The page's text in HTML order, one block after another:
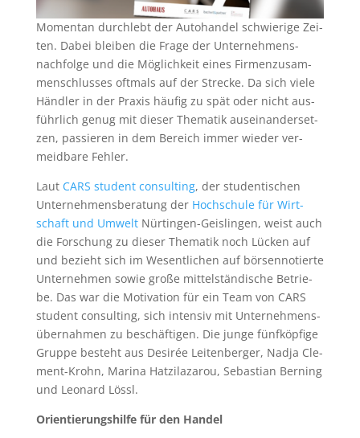
Momen­tan durch­lebt der Auto­han­del schwie­ri­ge Zei­
ten. Dabei blei­ben die Fra­ge der Unter­neh­mens­
nach­fol­ge und die Mög­lich­keit eines Fir­men­zu­sam­
men­schlus­ses oft­mals auf der Stre­cke. Da sich vie­le
Händ­ler in der Pra­xis häu­fig zu spät oder nicht aus­
führ­lich genug mit die­ser The­ma­tik aus­ein­an­der­set­
zen, pas­sie­ren in dem Bereich immer wie­der ver­
meid­ba­re Fehler.
Laut CARS stu­dent con­sul­ting, der stu­den­ti­schen
Unter­neh­mens­be­ra­tung der Hoch­schu­le für Wirt­
schaft und UmweltNür­tin­gen-Geis­lin­gen, weist auch
die For­schung zu die­ser The­ma­tik noch Lücken auf
und bezieht sich im Wesent­li­chen auf bör­sen­no­tier­te
Unter­neh­men sowie gro­ße mit­tel­stän­di­sche Betrie­
be. Das war die Moti­va­ti­on für ein Team von CARS
stu­dent con­sul­ting, sich inten­siv mit Unter­neh­mens­
über­nah­men zu beschäf­ti­gen. Die jun­ge fünf­köp­fi­ge
Grup­pe besteht aus Desi­rée Lei­ten­ber­ger, Nad­ja Cle­
ment-Krohn, Mari­na Hat­zi­la­za­rou, Sebas­ti­an Ber­ning
und Leo­nard Lössl.
Ori­en­tie­rungs­hil­fe für den Handel